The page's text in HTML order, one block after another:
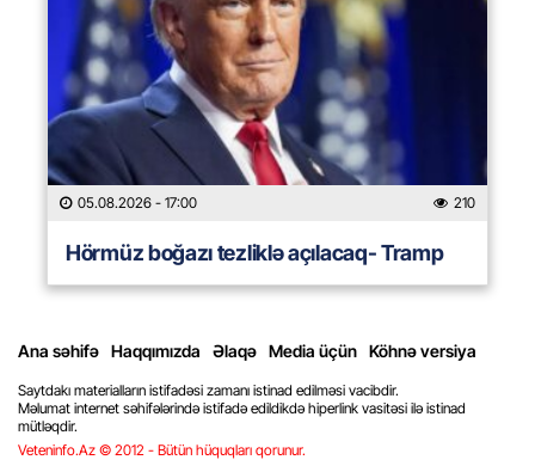
05.08.2026 - 17:00 210
Hörmüz boğazı tezliklə açılacaq- Tramp
Ana səhifə Haqqımızda Əlaqə Media üçün Köhnə versiya
Saytdakı materialların istifadəsi zamanı istinad edilməsi vacibdir.
Məlumat internet səhifələrində istifadə edildikdə hiperlink vasitəsi ilə istinad
mütləqdir.
Veteninfo.Az © 2012 - Bütün hüquqları qorunur.